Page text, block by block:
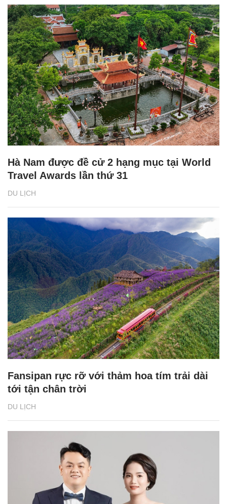
DU LỊCH
Hà Nam được đề cử 2 hạng mục tại World
Travel Awards lần thứ 31
DU LỊCH
Fansipan rực rỡ với thảm hoa tím trải dài
tới tận chân trời